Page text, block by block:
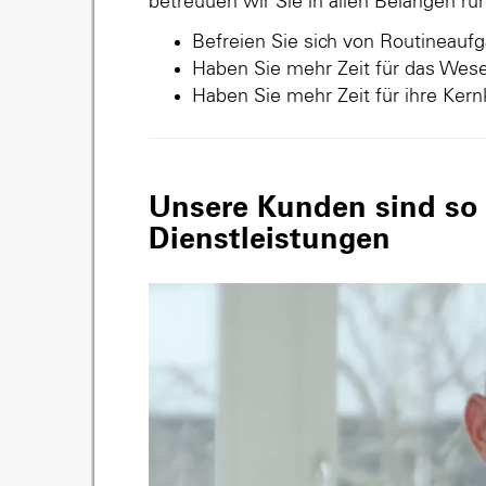
Befreien Sie sich von
Haben Sie mehr Zeit für das
Haben Sie mehr Zeit für ihre
Unsere Kunden sind
Dienstleistungen